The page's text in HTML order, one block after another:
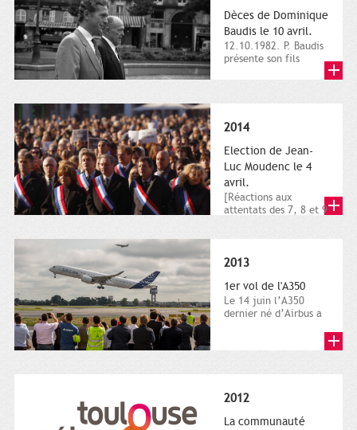
Dèces de Dominique
Baudis le 10 avril.
12.10.1982. P. Baudis
présente son fils
2014
Election de Jean-
Luc Moudenc le 4
avril.
[Réactions aux
attentats des 7, 8 et 9
2013
1er vol de l'A350
Le 14 juin l’A350
dernier né d’Airbus a
2012
La communauté